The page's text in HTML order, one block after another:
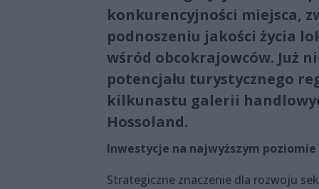
konkurencyjności miejsca,
podnoszeniu jakości życia
wśród obcokrajowców. Już
potencjału turystycznego
kilkunastu galerii
Hossoland.
Inwestycje na najwyższym poziomie
Strategiczne znaczenie dla rozwoju